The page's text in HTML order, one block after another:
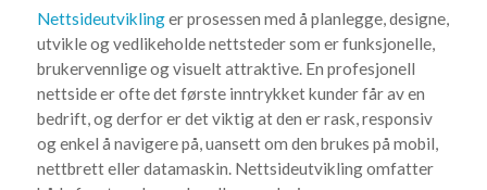
Nettsideutviklinger prosessen med å planlegge, designe,
utvikle og vedlikeholde nettsteder som er funksjonelle,
brukervennlige og visuelt attraktive. En profesjonell
nettside er ofte det første inntrykket kunder får av en
bedrift, og derfor er det viktig at den er rask, responsiv
og enkel å navigere på, uansett om den brukes på mobil,
nettbrett eller datamaskin. Nettsideutvikling omfatter